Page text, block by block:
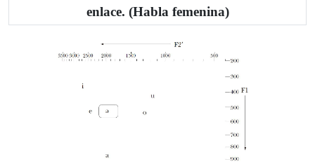
enlace. (Habla femenina)